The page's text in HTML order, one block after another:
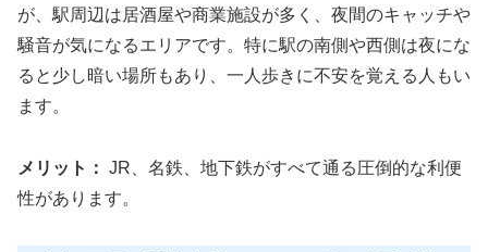
が、駅周辺は居酒屋や商業施設が多く、夜間のキャッチや
騒音が気になるエリアです。特に駅の南側や西側は夜にな
ると少し暗い場所もあり、一人歩きに不安を覚える人もい
ます。
メリット： JR、名鉄、地下鉄がすべて通る圧倒的な利便
性があります。